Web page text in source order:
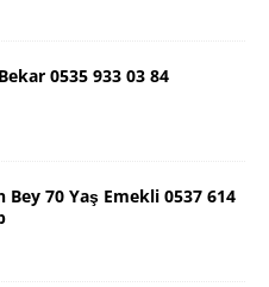
0535 933 03 84
Bey 70 Yaş Emekli 0537 614